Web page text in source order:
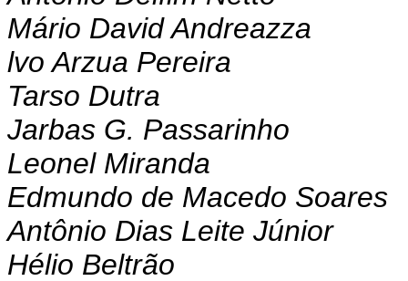
Mário David Andreazza
lvo Arzua Pereira
Tarso Dutra
Jarbas G. Passarinho
Leonel Miranda
Edmundo de Macedo Soares
Antônio Dias Leite Júnior
Hélio Beltrão